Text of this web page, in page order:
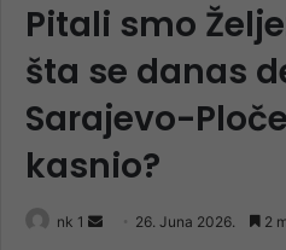
Pitali smo
šta se danas
Sarajevo-
kasnio?
nk 1
Send 26. Juna 2026. 2